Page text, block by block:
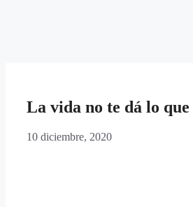
La vida no te dá lo
10 diciembre, 2020